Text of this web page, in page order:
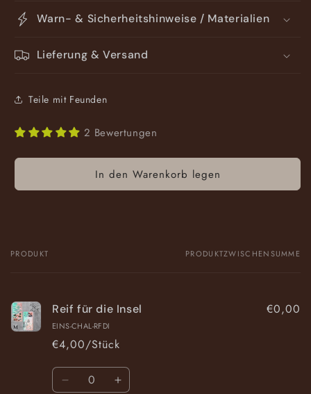
Warn- & Sicherheitshinweise / Materialien
Lieferung & Versand
Teile mit Feunden
2 Bewertungen
In den Warenkorb legen
Dein
PRODUKT PRODUKTZWISCHENSUMME
Reif für die Insel
EINS-CHAL-RFDI
€4,00/Stück
€0,00
Anzahl
VerringereErhöhe